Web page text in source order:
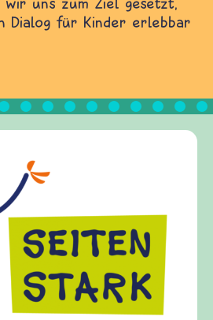
Dialog für Kinder erlebbar
frieden-
Kinder,
Fragen von
Gewalt
diesem
fragen.de